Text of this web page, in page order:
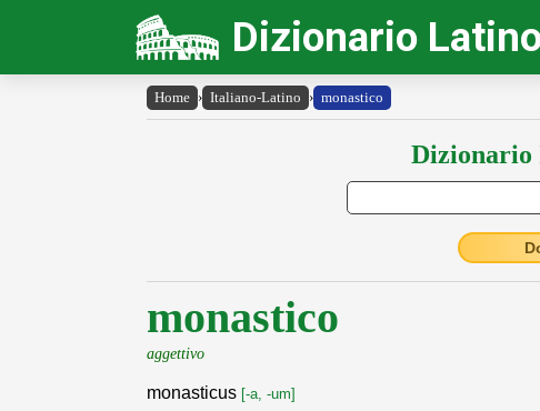
Dizionario
Home › Italiano-Latino › monastico
Dizionario
monastico
aggettivo
monasticus [-a, -um]